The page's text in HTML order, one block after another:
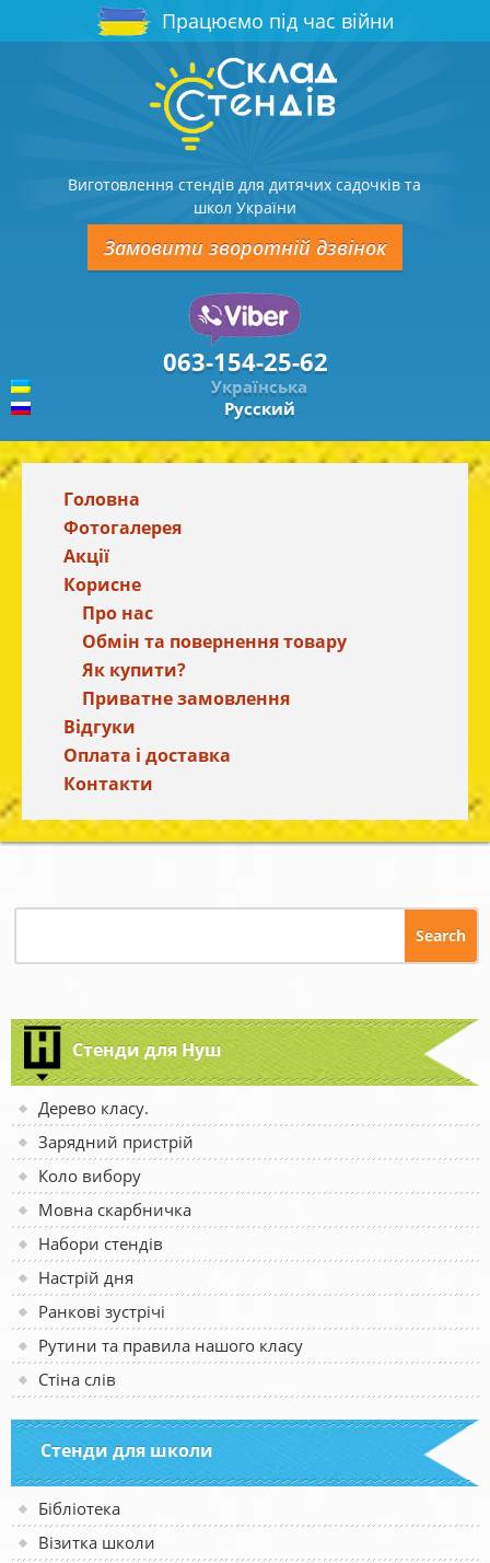
Працюємо під час війни
Виготовлення стендів для дитячих садочків та
школ України
Замовити зворотній дзвінок
063-154-25-62
Українська
Русский
Головна
Фотогалерея
Акції
Корисне
Про нас
Обмін та повернення товару
Як купити?
Приватне замовлення
Відгуки
Оплата і доставка
Контакти
Стенди для Нуш
Дерево класу.
Зарядний пристрій
Коло вибору
Мовна скарбничка
Набори стендів
Настрій дня
Ранкові зустрічі
Рутини та правила нашого класу
Стіна слів
Стенди для школи
Бібліотека
Візитка школи